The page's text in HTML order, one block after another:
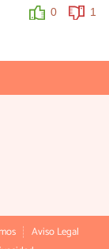
0 1
Aviso Legal